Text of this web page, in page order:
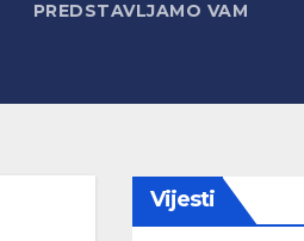
PREDSTAVLJAMO VAM
Vijesti